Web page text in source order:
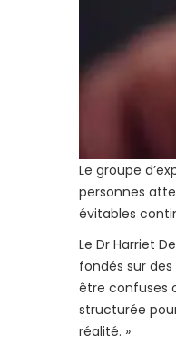
Le groupe
personnes
évitables
Le Dr Harriet
fondés sur
être confuses
structurée
réalité. »